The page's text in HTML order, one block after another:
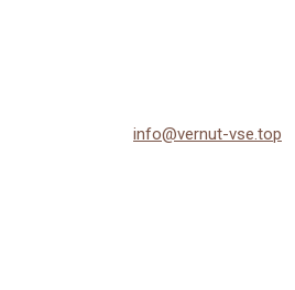
info@vernut-vse.top